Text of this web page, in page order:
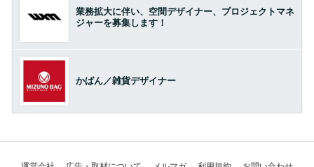
業務拡大に伴い、空間デザイナー、プロジェクトマネ
ジャーを募集します！
かばん／雑貨デザイナー